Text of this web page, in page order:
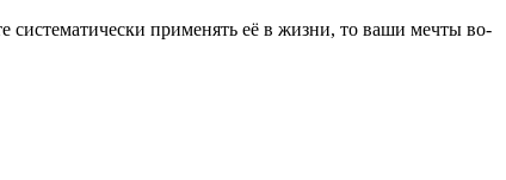
систематически применять её в жизни, то ваши мечты во­